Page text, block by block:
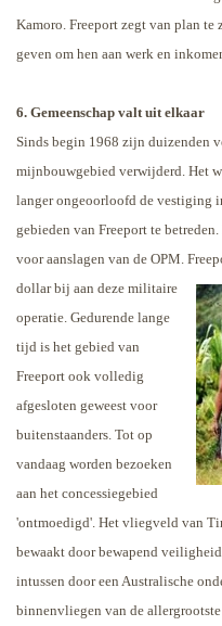
Kamoro. Freeport zegt van plan
geven om hen aan werk en
6. Gemeenschap valt uit elkaar
Sinds begin 1968 zijn duizenden
mijnbouwgebied verwijderd. Het
langer ongeoorloofd de vestiging
gebieden van Freeport te
voor aanslagen van de OPM.
dollar bij aan deze militaire
operatie. Gedurende lange
tijd is het gebied van
Freeport ook volledig
afgesloten geweest voor
buitenstaanders. Tot op
vandaag worden bezoeken
aan het concessiegebied
'ontmoedigd'. Het vliegveld van
bewaakt door bewapend
intussen door een Australische
binnenvliegen van de